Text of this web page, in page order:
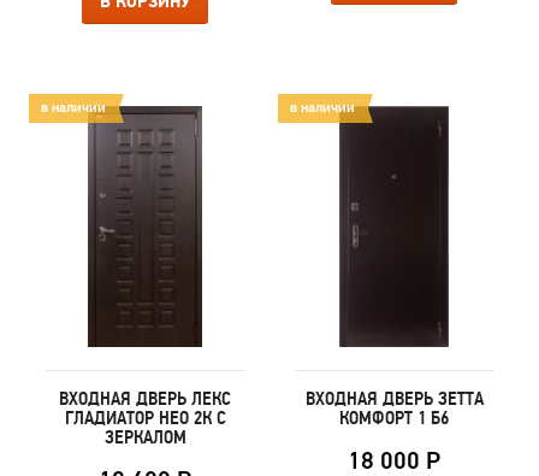
в наличии
ВХОДНАЯ ДВЕРЬ ЛЕКС
ГЛАДИАТОР НЕО 2К С
ЗЕРКАЛОМ
в наличии
ВХОДНАЯ ДВЕРЬ ЗЕТТА
КОМФОРТ 1 Б6
18 000 Р